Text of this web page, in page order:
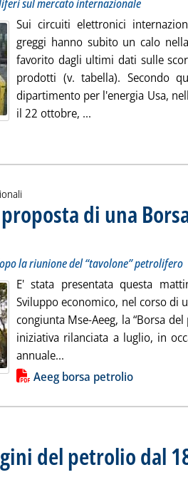
sul mercato internazionale
Sui circuiti elettronici
greggi hanno subito un calo
favorito dagli ultimi dati sulle
prodotti (v. tabella). Secondo
dipartimento per l'energia Usa,
il 22 ottobre, ...
notizia
di una
conferenza stampa dopo la riunione del
27 ottobre 2010 alle 10.16.
la riunione del “tavolone” petrolifero
E' stata presentata questa
Sviluppo economico, nel corso di
congiunta Mse-Aeeg, la “Borsa
iniziativa rilanciata a luglio, in
annuale...
notizia
Aeeg borsa petrolio
del petrolio dal
Massimo Patrignani
26 ottobre 2010 alle 15.18.